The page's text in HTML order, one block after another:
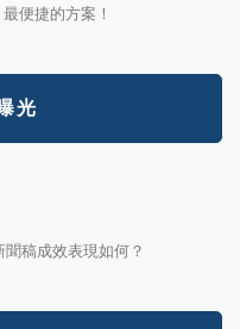
便捷的方案！
光
稿成效表現如何？